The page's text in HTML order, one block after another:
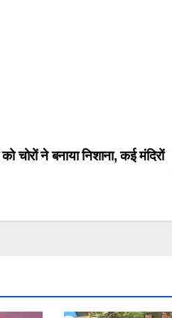
चोरों ने बनाया निशाना, कई मंदिरों